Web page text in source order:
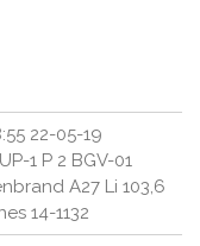
22-05-19
1 P 2 BGV-01
A27 Li 103,6
14-1132